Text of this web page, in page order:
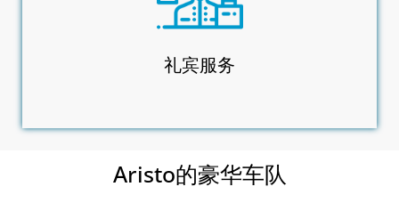
礼宾服务
Aristo的豪华车队